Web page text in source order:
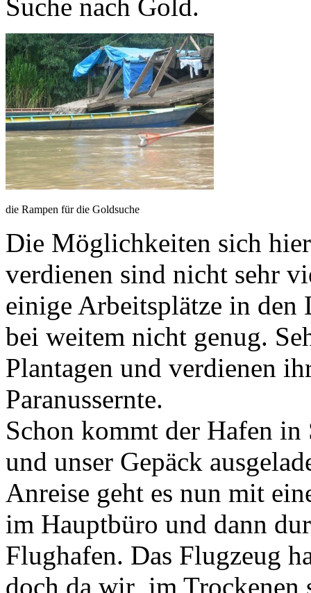
Suche nach Gold.
die Rampen für die Goldsuche
Die Möglichkeiten sich
verdienen sind nicht sehr
einige Arbeitsplätze in den
bei weitem nicht genug.
Plantagen und verdienen
Paranussernte.
Schon kommt der Hafen
und unser Gepäck
Anreise geht es nun mit
im Hauptbüro und dann
Flughafen. Das Flugzeug
doch da wir im Trockenen